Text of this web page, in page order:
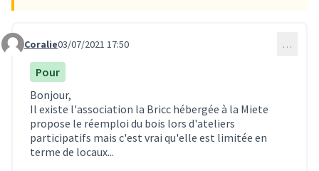
Commentaire 457
Coralie03/07/2021 17:50 …
Pour
Bonjour,
Il existe l'association la Bricc hébergée à la Miete
propose le réemploi du bois lors d'ateliers
participatifs mais c'est vrai qu'elle est limitée en
terme de locaux...